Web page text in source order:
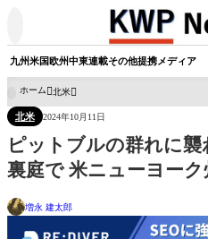
九州米国欧州中東連載その他提携メディア
ホーム 北米
北米 2024年10月11日
ピットブルの群れに
裏庭で 米ニューヨーク
増永 建太郎